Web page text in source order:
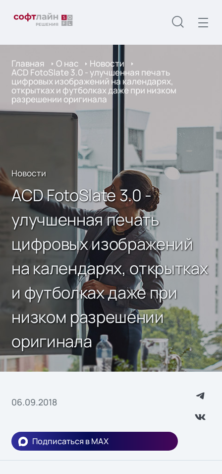
Главная О нас Новости
ACD FotoSlate 3.0 - улучшенная печать
цифровых изображений на календарях,
открытках и футболках даже при низком
разрешении оригинала
Новости
ACD FotoSlate 3.0 -
улучшенная печать
цифровых изображений
на календарях, открытках
и футболках даже при
низком разрешении
оригинала
06.09.2018
Подписаться в MAX